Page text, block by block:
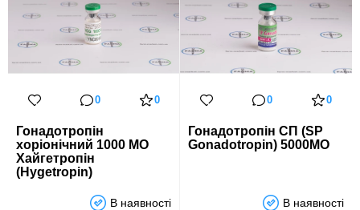
0 0
Гонадотропін
хоріонічний 1000 МО
Хайгетропін
(Hygetropin)
В наявності
0 0
Гонадотропін СП (SP
Gonadotropin) 5000МО
В наявності